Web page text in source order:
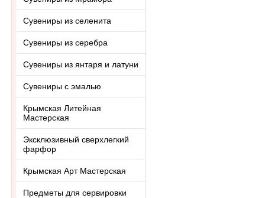
Сувениры из селенита
Сувениры из серебра
Сувениры из янтаря и латуни
Сувениры с эмалью
Крымская Литейная
Мастерская
Эксклюзивный сверхлегкий
фарфор
Крымская Арт Мастерская
Предметы для сервировки